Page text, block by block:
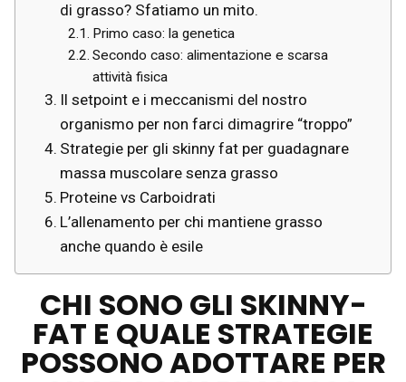
di grasso? Sfatiamo un mito.
Primo caso: la genetica
Secondo caso: alimentazione e scarsa
attività fisica
Il setpoint e i meccanismi del nostro
organismo per non farci dimagrire “troppo”
Strategie per gli skinny fat per guadagnare
massa muscolare senza grasso
Proteine vs Carboidrati
L’allenamento per chi mantiene grasso
anche quando è esile
CHI SONO GLI SKINNY-
FAT E QUALE STRATEGIE
POSSONO ADOTTARE PER